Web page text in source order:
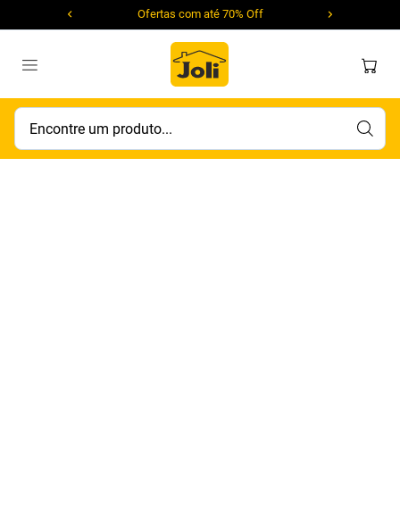
Ofertas com até 70% Off
Encontre um produto...